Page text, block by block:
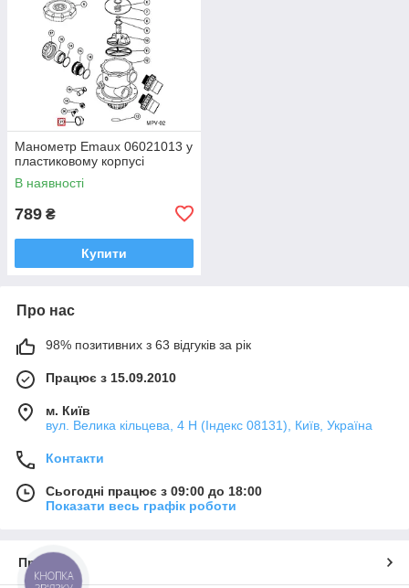
Манометр Emaux 06021013 у
пластиковому корпусі
В наявності
789 ₴
Купити
Про нас
98% позитивних з 63 відгуків за рік
Працює з 15.09.2010
м. Київ
вул. Велика кільцева, 4 Н (Індекс 08131), Київ, Україна
Контакти
Сьогодні працює з 09:00 до 18:00
Показати весь графік роботи
Про нас
КНОПКА